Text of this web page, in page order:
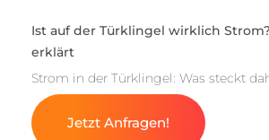
Ist auf der Türklingel wirklich
erklärt
Strom in der Türklingel: Was steckt
Jetzt Anfragen!